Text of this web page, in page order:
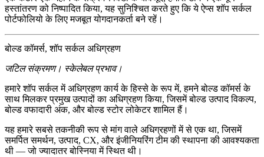
हस्तांतरण को निष्पादित किया, यह सुनिश्चित करते हुए कि ये ऐप्स शॉप सर्कल
पोर्टफोलियो के लिए मजबूत योगदानकर्ता बने रहें।
बोल्ड कॉमर्स, शॉप सर्कल अधिग्रहण
जटिल संक्रमण। स्केलेबल प्रभाव।
हमारे शॉप सर्कल में अधिग्रहण कार्य के हिस्से के रूप में, हमने बोल्ड कॉमर्स के
साथ मिलकर प्रमुख उत्पादों का अधिग्रहण किया, जिसमेंबोल्ड उत्पाद विकल्प,
बोल्ड वफादारी अंक, औरबोल्ड स्टोर लोकेटरशामिल हैं।
यह हमारे सबसे तकनीकी रूप से मांग वाले अधिग्रहणों में से एक था, जिसमें
समर्पित समर्थन, उत्पाद, CX, और इंजीनियरिंग टीमकी स्थापना की आवश्यकता
थी — जो ज्यादातर बोस्निया में स्थित थी।